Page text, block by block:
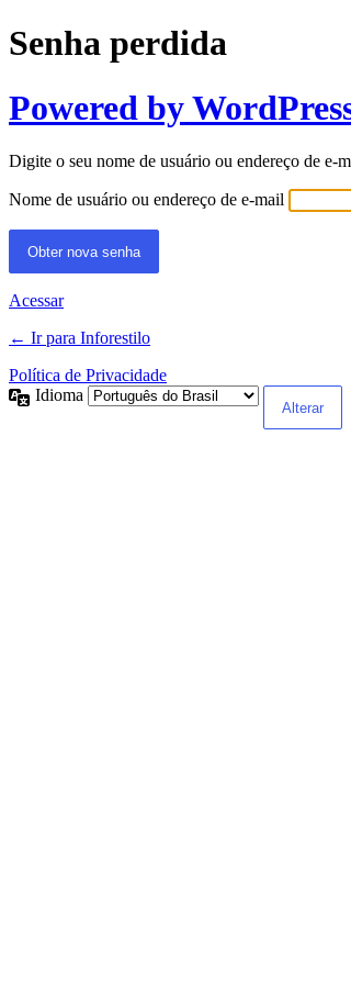
Senha perdida
Powered by
Digite o seu nome de usuário ou endereço de e-
Nome de usuário ou endereço de e-mail
Acessar
← Ir para Inforestilo
Política de Privacidade
Idioma